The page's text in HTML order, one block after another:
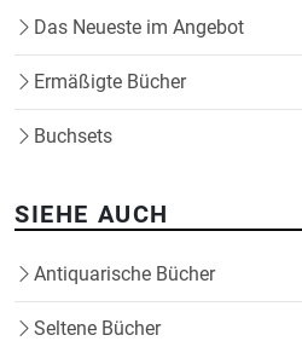
Das Neueste im Angebot
Ermäßigte Bücher
Buchsets
SIEHE AUCH
Antiquarische Bücher
Seltene Bücher